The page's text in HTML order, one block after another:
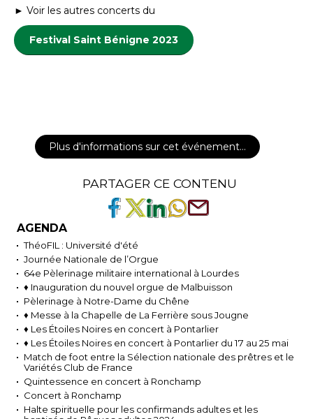
► Voir les autres concerts du
Festival Saint Bénigne 2023
Plus d'informations sur cet événement…
PARTAGER CE CONTENU
AGENDA
ThéoFIL : Université d'été
Journée Nationale de l’Orgue
64e Pèlerinage militaire international à Lourdes
♦ Inauguration du nouvel orgue de Malbuisson
Pèlerinage à Notre-Dame du Chêne
♦ Messe à la Chapelle de La Ferrière sous Jougne
♦ Les Étoiles Noires en concert à Pontarlier
♦ Les Étoiles Noires en concert à Pontarlier du 17 au 25 mai
Match de foot entre la Sélection nationale des prêtres et le
Variétés Club de France
Quintessence en concert à Ronchamp
Concert à Ronchamp
Halte spirituelle pour les confirmands adultes et les